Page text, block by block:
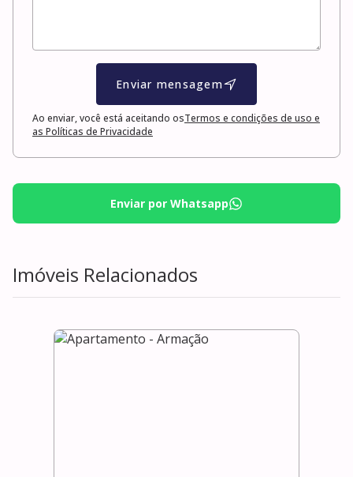
Enviar mensagem
Ao enviar, você está aceitando osTermos e condições de uso e
as Políticas de Privacidade
Enviar por Whatsapp
Imóveis Relacionados